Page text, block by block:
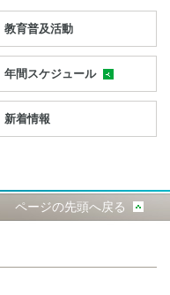
教育普及活動
年間スケジュール
新着情報
ページの先頭へ戻る